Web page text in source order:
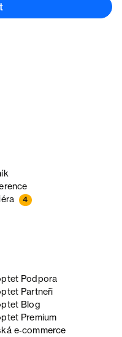
4
Podpora
Partneři
Blog
Premium
e‑commerce